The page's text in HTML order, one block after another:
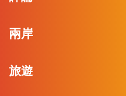
兩岸
旅遊